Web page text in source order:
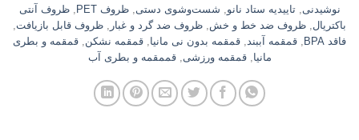
نوشیدنی ,تاییدیه ستاد نانو شست‌وشوی دستی ,ظروف PET ,ظروف آنتی
باکتریال ظروف ضد خط و خش ظروف ضد گرد و غبار ظروف قابل بازیافت
فاقد BPA
قمقمه آببند قمقمه بدون نی مانیا قمقمه نشکن قمقمه و بطری
مانیا ,قمقمه ورزشی ,قممقمه و بطری آب